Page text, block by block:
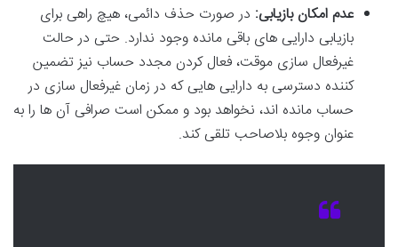
عدم امکان بازیابی: در صورت حذف دائمی، هیچ راهی برای
بازیابی دارایی های باقی مانده وجود ندارد. حتی در حالت
غیرفعال سازی موقت، فعال کردن مجدد حساب نیز تضمین
کننده دسترسی به دارایی هایی که در زمان غیرفعال سازی در
حساب مانده اند، نخواهد بود و ممکن است صرافی آن ها را به
عنوان وجوه بلاصاحب تلقی کند.